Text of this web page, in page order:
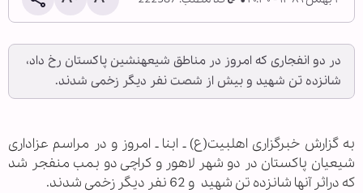
در دو انفجاری که امروز در مناطق شیعه‏نشین پاکستان رخ داد،
شانزده تن شهید و بیش از شصت نفر دیگر زخمی شدند.
به گزارش خبرگزاری اهل‏بیت(ع) ـ ابنا ـ امروز و در مراسم عزاداری
شیعیان پاکستان در دو شهر لاهور و کراچی دو بمب منفجر شد
که دراثر آنها شانزده تن شهید و 62 نفر دیگر زخمی شدند.